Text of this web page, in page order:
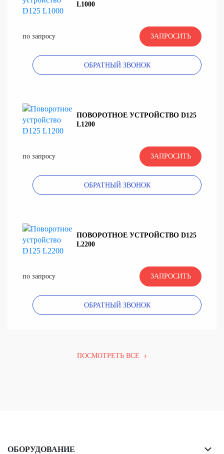
L1000
по запросу ЗАПРОСИТЬ
ОБРАТНЫЙ ЗВОНОК
ПОВОРОТНОЕ УСТРОЙСТВО D125
L1200
по запросу ЗАПРОСИТЬ
ОБРАТНЫЙ ЗВОНОК
ПОВОРОТНОЕ УСТРОЙСТВО D125
L2200
по запросу ЗАПРОСИТЬ
ОБРАТНЫЙ ЗВОНОК
ПОСМОТРЕТЬ ВСЕ
ОБОРУДОВАНИЕ